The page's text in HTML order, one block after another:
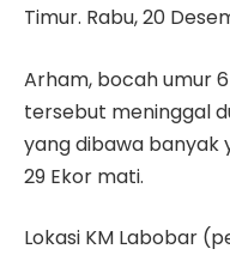
Timur. Rabu, 20
Arham, bocah umur
tersebut meninggal
yang dibawa banyak
29 Ekor mati.
Lokasi KM Labobar